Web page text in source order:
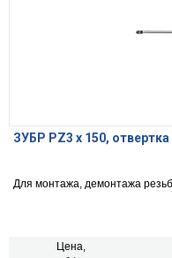
ЗУБР PZ3 x 150,
Для монтажа, демонтажа
Цена,